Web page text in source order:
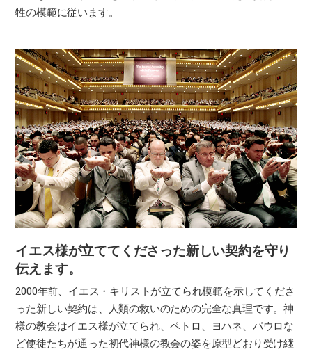
牲の模範に従います。
イエス様が立ててくださった新しい契約を守り
伝えます。
2000年前、イエス・キリストが立てられ模範を示してくださ
った新しい契約は、人類の救いのための完全な真理です。神
様の教会はイエス様が立てられ、ペトロ、ヨハネ、パウロな
ど使徒たちが通った初代神様の教会の姿を原型どおり受け継